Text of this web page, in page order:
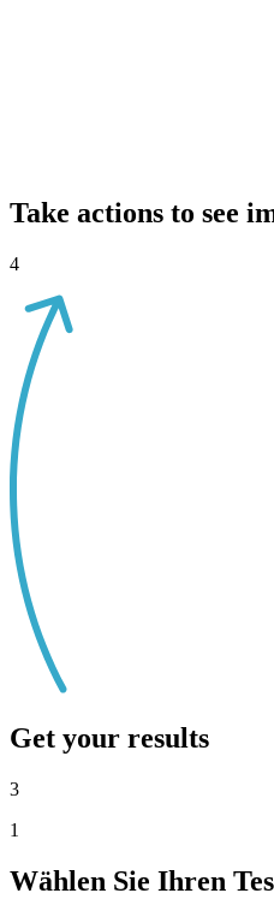
Take actions to see
4
Get your results
3
1
Wählen Sie Ihren